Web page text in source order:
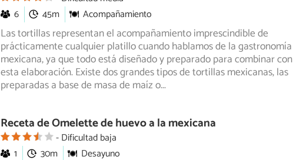
6
45m Acompañamiento
Las tortillas representan el acompañamiento imprescindible de
prácticamente cualquier platillo cuando hablamos de la gastronomía
mexicana, yaque todo está diseñado y preparado para combinar con
esta elaboración. Existe dos grandes tipos de tortillas mexicanas, las
preparadas a base de masa de maíz o...
Receta de Omelette de huevo a la mexicana
Dificultad baja
1
30m Desayuno